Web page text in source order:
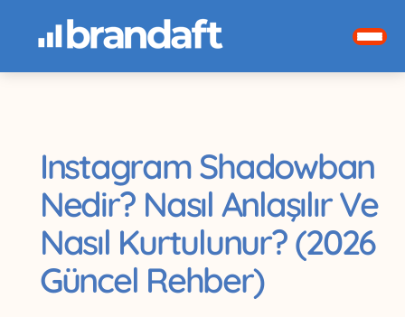
Instagram Shadowban
Nedir? Nasıl Anlaşılır Ve
Nasıl Kurtulunur? (2026
Güncel Rehber)